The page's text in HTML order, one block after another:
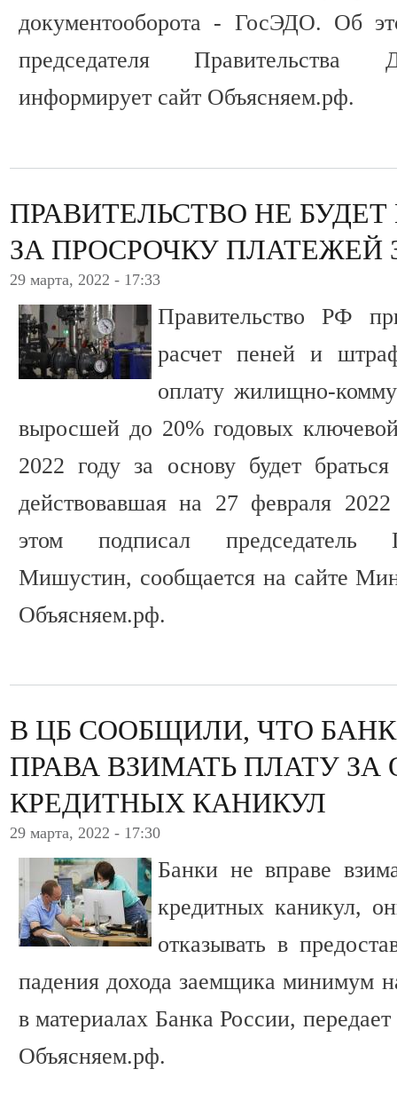
документооборота - ГосЭДО. Об
председателя Правительства
информирует сайт Объясняем.рф.
ПРАВИТЕЛЬСТВО НЕ
ЗА ПРОСРОЧКУ ПЛАТЕЖЕЙ
29 марта, 2022 - 17:33
Правительство РФ
расчет пеней и
оплату жилищно-
выросшей до 20% годовых
2022 году за основу будет
действовавшая на 27 февраля
этом подписал председатель
Мишустин, сообщается на сайте
Объясняем.рф.
В ЦБ СООБЩИЛИ, ЧТО
ПРАВА ВЗИМАТЬ ПЛАТУ
КРЕДИТНЫХ КАНИКУЛ
29 марта, 2022 - 17:30
Банки не вправе
кредитных каникул,
отказывать в
падения дохода заемщика минимум
в материалах Банка России,
Объясняем.рф.